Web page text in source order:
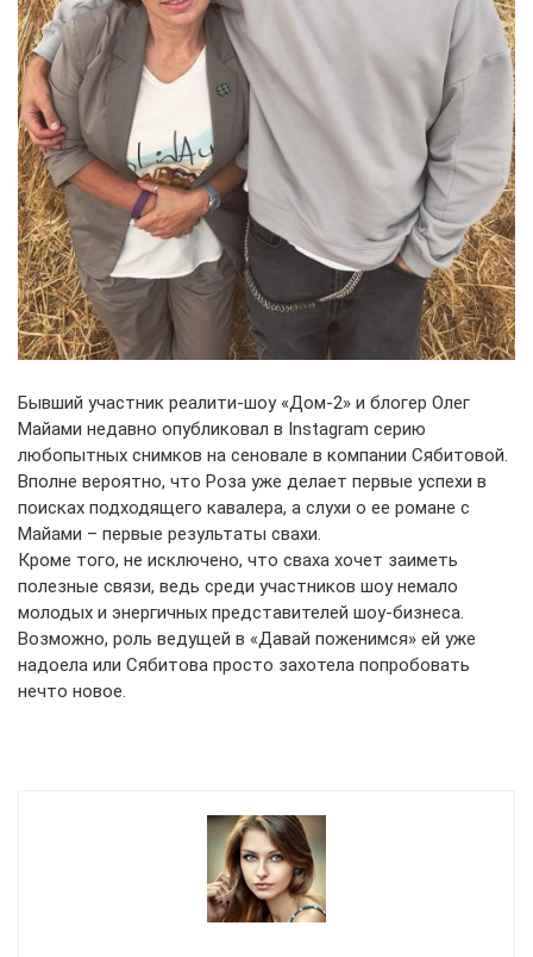
Бывший участник реалити-шоу «Дом-2» и блогер Олег
Майами недавно опубликовал в Instagram серию
любопытных снимков на сеновале в компании Сябитовой.
Вполне вероятно, что Роза уже делает первые успехи в
поисках подходящего кавалера, а слухи о ее романе с
Майами – первые результаты свахи.
Кроме того, не исключено, что сваха хочет заиметь
полезные связи, ведь среди участников шоу немало
молодых и энергичных представителей шоу-бизнеса.
Возможно, роль ведущей в «Давай поженимся» ей уже
надоела или Сябитова просто захотела попробовать
нечто новое.